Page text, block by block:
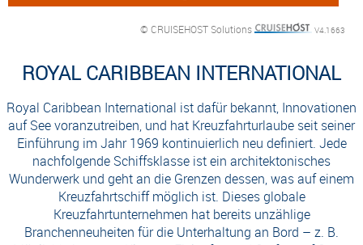
© CRUISEHOST Solutions V4.1663
ROYAL CARIBBEAN INTERNATIONAL
Royal Caribbean International ist dafür bekannt, Innovationen
auf See voranzutreiben, und hat Kreuzfahrturlaube seit seiner
Einführung im Jahr 1969 kontinuierlich neu definiert. Jede
nachfolgende Schiffsklasse ist ein architektonisches
Wunderwerk und geht an die Grenzen dessen, was auf einem
Kreuzfahrtschiff möglich ist. Dieses globale
Kreuzfahrtunternehmen hat bereits unzählige
Branchenneuheiten für die Unterhaltung an Bord – z. B.